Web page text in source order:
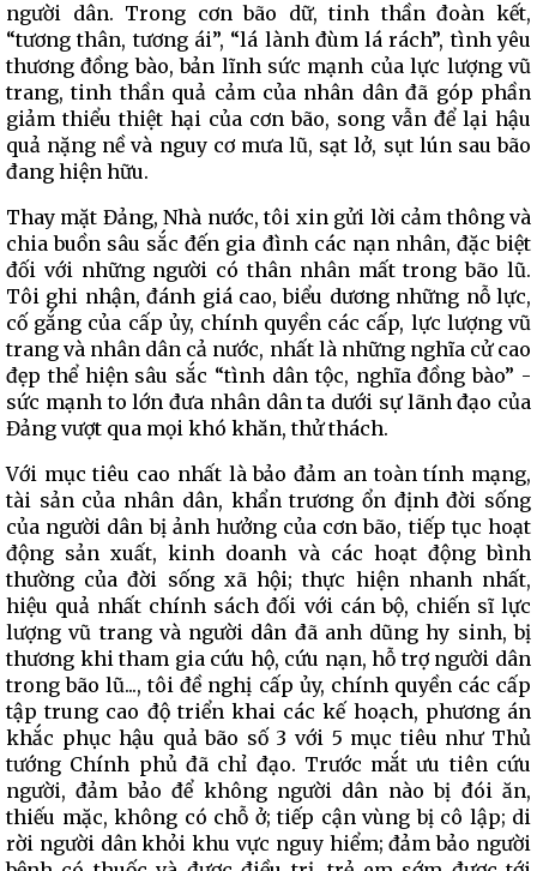
người dân. Trong cơn bão dữ, tinh thần đoàn kết,
“tương thân, tương ái”, “lá lành đùm lá rách”, tình yêu
thương đồng bào, bản lĩnh sức mạnh của lực lượng vũ
trang, tinh thần quả cảm của nhân dân đã góp phần
giảm thiểu thiệt hại của cơn bão, song vẫn để lại hậu
quả nặng nề và nguy cơ mưa lũ, sạt lở, sụt lún sau bão
đang hiện hữu.
Thay mặt Đảng, Nhà nước, tôi xin gửi lời cảm thông và
chia buồn sâu sắc đến gia đình các nạn nhân, đặc biệt
đối với những người có thân nhân mất trong bão lũ.
Tôi ghi nhận, đánh giá cao, biểu dương những nỗ lực,
cố gắng của cấp ủy, chính quyền các cấp, lực lượng vũ
trang và nhân dân cả nước, nhất là những nghĩa cử cao
đẹp thể hiện sâu sắc “tình dân tộc, nghĩa đồng bào” -
sức mạnh to lớn đưa nhân dân ta dưới sự lãnh đạo của
Đảng vượt qua mọi khó khăn, thử thách.
Với mục tiêu cao nhất là bảo đảm an toàn tính mạng,
tài sản của nhân dân, khẩn trương ổn định đời sống
của người dân bị ảnh hưởng của cơn bão, tiếp tục hoạt
động sản xuất, kinh doanh và các hoạt động bình
thường của đời sống xã hội; thực hiện nhanh nhất,
hiệu quả nhất chính sách đối với cán bộ, chiến sĩ lực
lượng vũ trang và người dân đã anh dũng hy sinh, bị
thương khi tham gia cứu hộ, cứu nạn, hỗ trợ người dân
trong bão lũ..., tôi đề nghị cấp ủy, chính quyền các cấp
tập trung cao độ triển khai các kế hoạch, phương án
khắc phục hậu quả bão số 3 với 5 mục tiêu như Thủ
tướng Chính phủ đã chỉ đạo. Trước mắt ưu tiên cứu
người, đảm bảo để không người dân nào bị đói ăn,
thiếu mặc, không có chỗ ở; tiếp cận vùng bị cô lập; di
rời người dân khỏi khu vực nguy hiểm; đảm bảo người